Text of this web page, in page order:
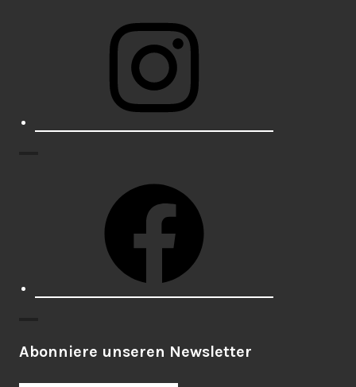
Abonniere unseren Newsletter